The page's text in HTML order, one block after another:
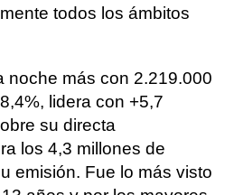
todos los ámbitos
noche más con 2.219.000
lidera con +5,7
su directa
los 4,3 millones de
emisión. Fue lo más visto